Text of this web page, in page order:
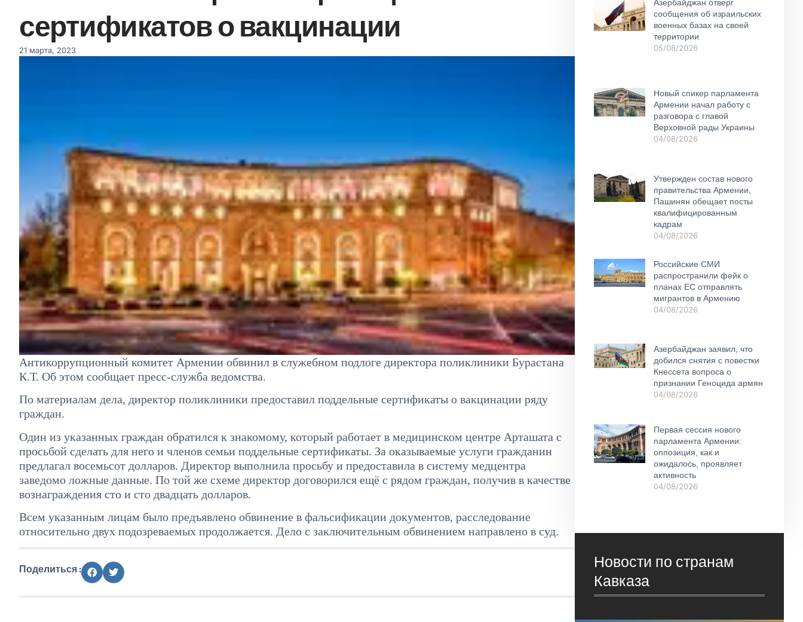
сертификатов о вакцинации
21 марта, 2023
Антикоррупционный комитет Армении обвинил в служебном подлоге директора поликлиники Бурастана
К.Т. Об этом сообщает пресс-служба ведомства.
По материалам дела, директор поликлиники предоставил поддельные сертификаты о вакцинации ряду
граждан.
Один из указанных граждан обратился к знакомому, который работает в медицинском центре Арташата с
просьбой сделать для него и членов семьи поддельные сертификаты. За оказываемые услуги гражданин
предлагал восемьсот долларов. Директор выполнила просьбу и предоставила в систему медцентра
заведомо ложные данные. По той же схеме директор договорился ещё с рядом граждан, получив в качестве
вознаграждения сто и сто двадцать долларов.
Всем указанным лицам было предъявлено обвинение в фальсификации документов, расследование
относительно двух подозреваемых продолжается. Дело с заключительным обвинением направлено в суд.
Поделиться :
Азербайджан отверг
сообщения об израильских
военных базах на своей
территории
05/08/2026
Новый спикер парламента
Армении начал работу с
разговора с главой
Верховной рады Украины
04/08/2026
Утвержден состав нового
правительства Армении,
Пашинян обещает посты
квалифицированным
кадрам
04/08/2026
Российские СМИ
распространили фейк о
планах ЕС отправлять
мигрантов в Армению
04/08/2026
Азербайджан заявил, что
добился снятия с повестки
Кнессета вопроса о
признании Геноцида армян
04/08/2026
Первая сессия нового
парламента Армении:
оппозиция, как и
ожидалось, проявляет
активность
04/08/2026
Новости по странам
Кавказа